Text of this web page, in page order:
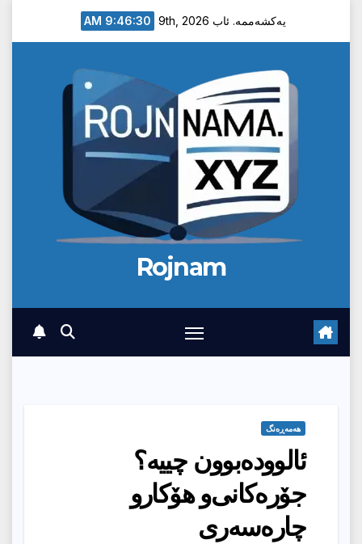
یەکشەممە. ئاب 9th, 2026 9:46:31 AM
Rojnam
هەمەڕەنگ
ئالوودەبوون چییە؟
جۆرەکانی‌و هۆکارو
چارەسەری